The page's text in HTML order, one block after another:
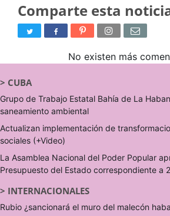
Comparte esta
No existen más
> CUBA
Grupo de Trabajo Estatal Bahía de La
saneamiento ambiental
Actualizan implementación de
sociales (+Video)
La Asamblea Nacional del Poder Popular
Presupuesto del Estado correspondiente a
> INTERNACIONALES
Rubio ¿sancionará el muro del malecón